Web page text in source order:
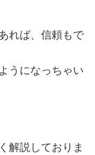
れば、信頼もで
うになっちゃい
解説しておりま